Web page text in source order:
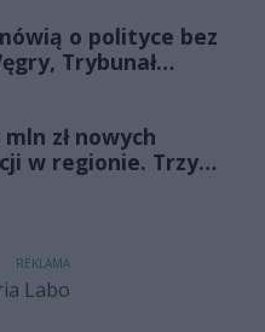
Rozmowy Radia
o polityce bez
Trybunał
gry
mln zł nowych
w regionie. Trzy
REKLAMA